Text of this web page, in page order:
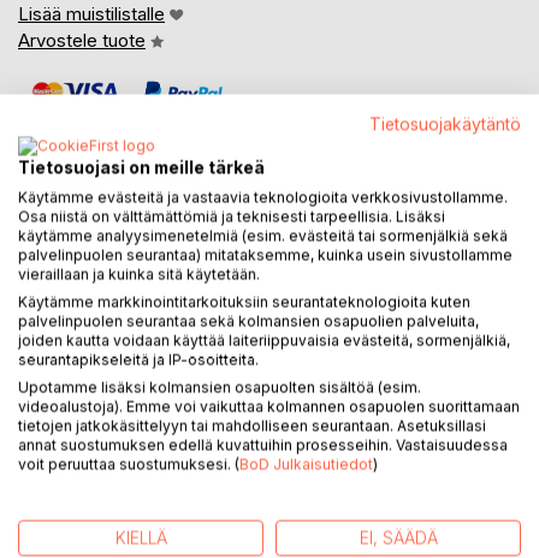
Lisää muistilistalle
Arvostele tuote
KUVAUS
1400-luvun lopulla ilmestynyt Celestina eli Caliston ja
Melibean tragikomedia kuuluu espanjankielisen
kirjallisuuden suurimpiin klassikoihin. Julkisuutta kaihtaneen
lainoppineen Fernando de Rojasin (k. 1541) dialogimuotoon
kirjoitettu romaani oli suuri menestys koko renessanssiajan
Euroopassa.
Rakastuneen Caliston ja ylenkatseellisen Melibean tarinan
parittajaeukko Celestina. Caliston palvelijoiden kanssa hän
kääntää asiat päälaelleen niin ylhäisaatelisten palatseissa
Tietosuojakäytäntö
Tietosuojasi on meille tärkeä
Käytämme evästeitä ja vastaavia teknologioita verkkosivustollamme.
Osa niistä on välttämättömiä ja teknisesti tarpeellisia. Lisäksi
käytämme analyysimenetelmiä (esim. evästeitä tai sormenjälkiä sekä
palvelinpuolen seurantaa) mitataksemme, kuinka usein sivustollamme
vieraillaan ja kuinka sitä käytetään.
Käytämme markkinointitarkoituksiin seurantateknologioita kuten
palvelinpuolen seurantaa sekä kolmansien osapuolien palveluita,
joiden kautta voidaan käyttää laiteriippuvaisia evästeitä, sormenjälkiä,
seurantapikseleitä ja IP-osoitteita.
Upotamme lisäksi kolmansien osapuolten sisältöä (esim.
videoalustoja). Emme voi vaikuttaa kolmannen osapuolen suorittamaan
tietojen jatkokäsittelyyn tai mahdolliseen seurantaan. Asetuksillasi
annat suostumuksen edellä kuvattuihin prosesseihin. Vastaisuudessa
voit peruuttaa suostumuksesi. (BoD Julkaisutiedot)
KIELLÄ EI, SÄÄDÄ